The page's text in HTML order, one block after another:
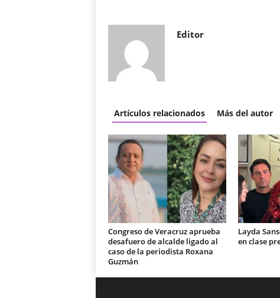
Editor
Artículos relacionados Más del autor
Congreso de Veracruz aprueba
desafuero de alcalde ligado al
caso de la periodista Roxana
Guzmán
Layda
en clase